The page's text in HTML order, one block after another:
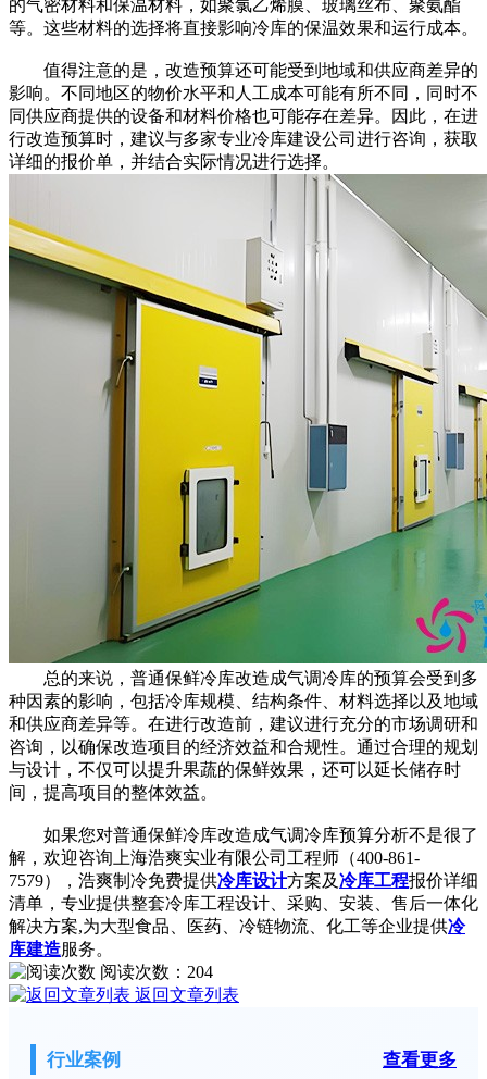
的气密材料和保温材料，如聚氯乙烯膜、玻璃丝布、聚氨酯
等。这些材料的选择将直接影响冷库的保温效果和运行成本。
值得注意的是，改造预算还可能受到地域和供应商差异的
影响。不同地区的物价水平和人工成本可能有所不同，同时不
同供应商提供的设备和材料价格也可能存在差异。因此，在进
行改造预算时，建议与多家专业冷库建设公司进行咨询，获取
详细的报价单，并结合实际情况进行选择。
总的来说，普通保鲜冷库改造成气调冷库的预算会受到多
种因素的影响，包括冷库规模、结构条件、材料选择以及地域
和供应商差异等。在进行改造前，建议进行充分的市场调研和
咨询，以确保改造项目的经济效益和合规性。通过合理的规划
与设计，不仅可以提升果蔬的保鲜效果，还可以延长储存时
间，提高项目的整体效益。
如果您对普通保鲜冷库改造成气调冷库预算分析不是很了
解，欢迎咨询上海浩爽实业有限公司工程师（400-861-
7579），浩爽制冷免费提供冷库设计方案及冷库工程报价详细
清单，专业提供整套冷库工程设计、采购、安装、售后一体化
解决方案,为大型食品、医药、冷链物流、化工等企业提供冷
库建造服务。
阅读次数： 204
返回文章列表
行业案例 查看更多